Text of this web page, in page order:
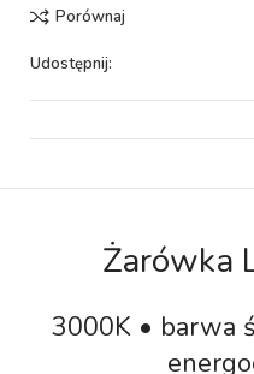
Porównaj
Udostępnij:
Żarówka
3000K • barwa